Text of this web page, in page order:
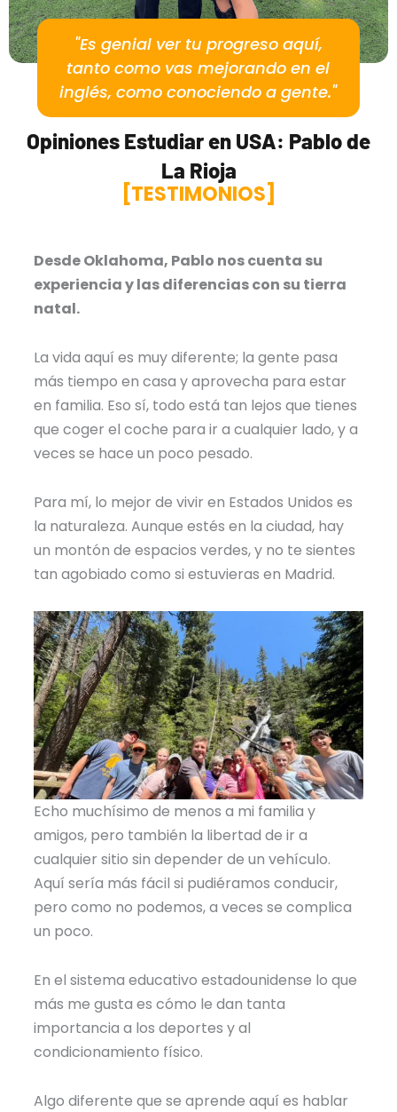
"Es genial ver tu progreso aquí,
tanto como vas mejorando en el
inglés, como conociendo a gente."
Opiniones Estudiar en USA: Pablo de
La Rioja
[TESTIMONIOS]
Desde Oklahoma, Pablo nos cuenta su
experiencia y las diferencias con su tierra
natal.
La vida aquí es muy diferente; la gente pasa
más tiempo en casa y aprovecha para estar
en familia. Eso sí, todo está tan lejos que tienes
que coger el coche para ir a cualquier lado, y a
veces se hace un poco pesado.
Para mí, lo mejor de vivir en Estados Unidos es
la naturaleza. Aunque estés en la ciudad, hay
un montón de espacios verdes, y no te sientes
tan agobiado como si estuvieras en Madrid.
Echo muchísimo de menos a mi familia y
amigos, pero también la libertad de ir a
cualquier sitio sin depender de un vehículo.
Aquí sería más fácil si pudiéramos conducir,
pero como no podemos, a veces se complica
un poco.
En el sistema educativo estadounidense lo que
más me gusta es cómo le dan tanta
importancia a los deportes y al
condicionamiento físico.
Algo diferente que se aprende aquí es hablar